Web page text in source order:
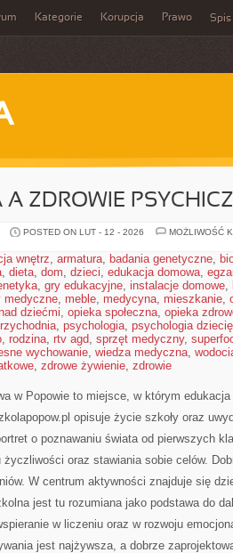
Kategorie Korupcja Prawo Spis
A ZDROWIE
POSTED ON LUT - 12 - 2026
MOŻLIWOŚĆ
wnętrz, armatura, badania genetyczne,
, dieta, dom, dzieci, edukacja domowa,
, gry edukacyjne, instalacje domowe,
medyczne, meble, medycyna, mieszkanie,
dziećmi, opieka społeczna, opieka
, psychologia, psychologia
, rodzina, rtv agd, sprzęt medyczny,
wychowanie, wiedza medyczna,
, zdrowe żywienie, zdrowie
w Popowie to miejsce, w którym
opisuje życie szkoły oraz
o poznawaniu świata od pierwszych
życzliwości oraz stawiania sobie celów.
W centrum aktywności znajduje się
jest tu rozumiana jako podstawa do
w liczeniu oraz w rozwoju
jest najżywsza, a dobrze